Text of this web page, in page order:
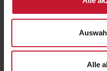
Alle
Ernährung (8., vollständig